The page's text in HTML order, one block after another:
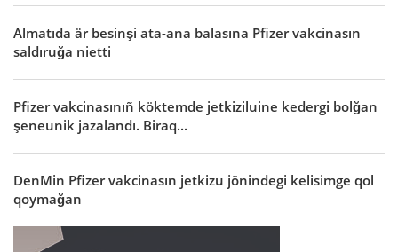
Almatıda är besinşi ata-ana balasına Pfizer vakcinasın
saldıruğa nietti
Pfizer vakcinasınıñ köktemde jetkiziluine kedergi bolğan
şeneunik jazalandı. Biraq...
DenMin Pfizer vakcinasın jetkizu jönindegi kelisimge qol
qoymağan